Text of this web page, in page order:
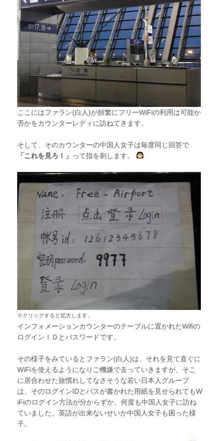
ここにはファラン(白人)が頻繁にフリーWiFiの利用は可能か
否かをカウンターレディに訪ねてきます。
そして、そのカウンターの中国人女子は毎度同じ回答で
「これを見ろ！」 って指を刺します。
※クリックすると拡大します。
インフォメーションカウンターのテーブルに置かれたWifiの
ログインＩＤとパスワードです。
その様子をみているとファラン(白人)は、それを見て直ぐに
WiFiを使えるようになりご機嫌で去っていきますが、そこ
に居合わせた旅慣れしてなさそうな若い日本人グループ
は、そのログインIDとパスが書かれた用紙を見せられてもW
iFiのログイン方法が分からずか、何度も中国人女子に訪ね
ていました。英語が出来ないせいか中国人女子も困った様
子。